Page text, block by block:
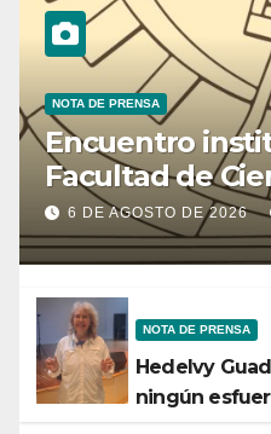
NOTA DE PRENSA
Encuentro
Facultad de
Ministerio de
Tecnología
6 DE AGOSTO DE 2026
NOTA DE PRENSA
Hedelvy
ningún